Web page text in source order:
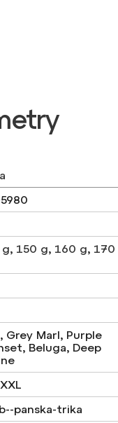
, 150 g, 160 g, 170
Grey Marl, Purple
Beluga, Deep
panska-trika